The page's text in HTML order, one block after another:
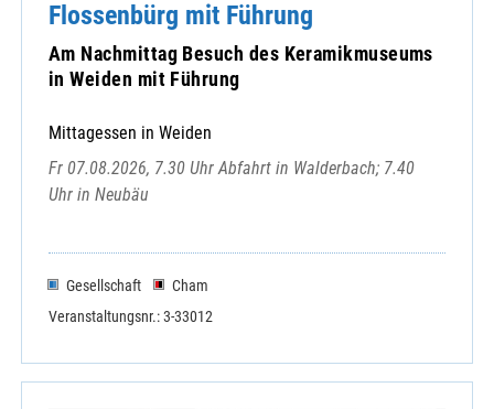
Flossenbürg mit Führung
Am Nachmittag Besuch des Keramikmuseums
in Weiden mit Führung
Mittagessen in Weiden
Fr 07.08.2026, 7.30 Uhr Abfahrt in Walderbach; 7.40
Uhr in Neubäu
Gesellschaft
Cham
Veranstaltungsnr.: 3-33012